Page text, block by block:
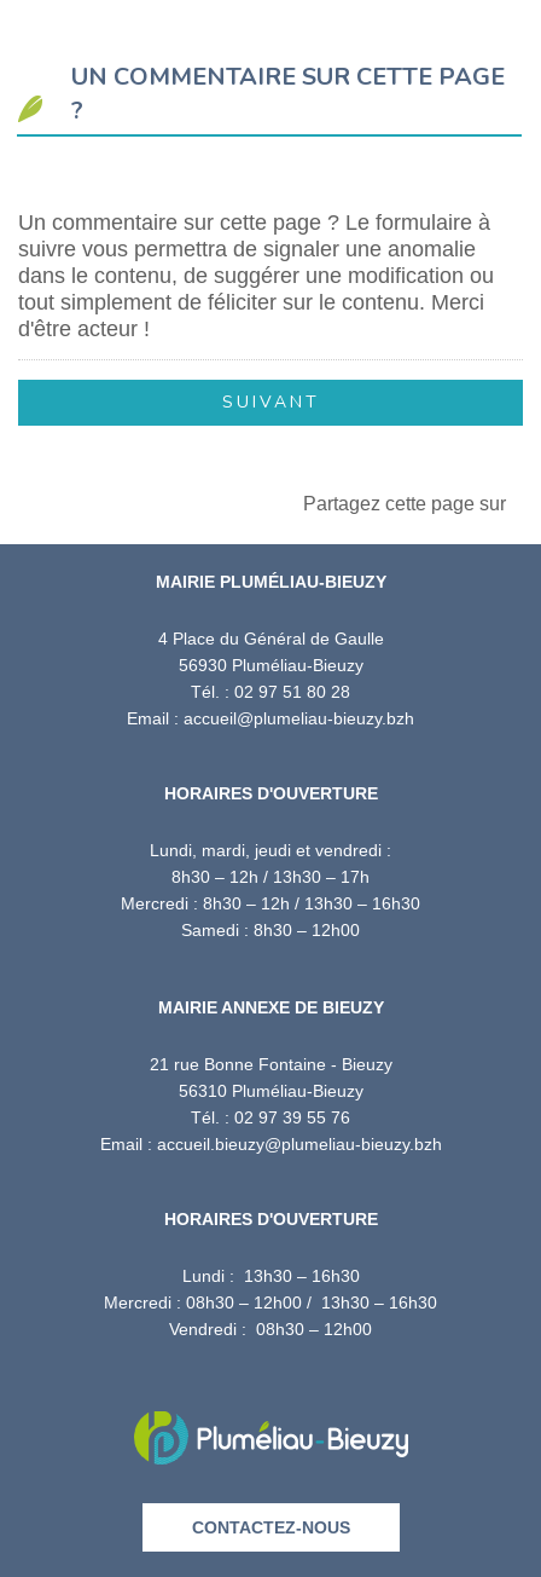
UN COMMENTAIRE SUR CETTE PAGE
?
Un commentaire sur cette page ? Le formulaire à
suivre vous permettra de signaler une anomalie
dans le contenu, de suggérer une modification ou
tout simplement de féliciter sur le contenu. Merci
d'être acteur !
Partagez cette page sur
MAIRIE PLUMÉLIAU-BIEUZY
4 Place du Général de Gaulle
56930 Pluméliau-Bieuzy
Tél. : 02 97 51 80 28
Email : accueil@plumeliau-bieuzy.bzh
HORAIRES D'OUVERTURE
Lundi, mardi, jeudi et vendredi :
8h30 – 12h / 13h30 – 17h
Mercredi : 8h30 – 12h / 13h30 – 16h30
Samedi : 8h30 – 12h00
MAIRIE ANNEXE DE BIEUZY
21 rue Bonne Fontaine - Bieuzy
56310 Pluméliau-Bieuzy
Tél. : 02 97 39 55 76
Email : accueil.bieuzy@plumeliau-bieuzy.bzh
HORAIRES D'OUVERTURE
Lundi : 13h30 – 16h30
Mercredi : 08h30 – 12h00 / 13h30 – 16h30
Vendredi : 08h30 – 12h00
CONTACTEZ-NOUS